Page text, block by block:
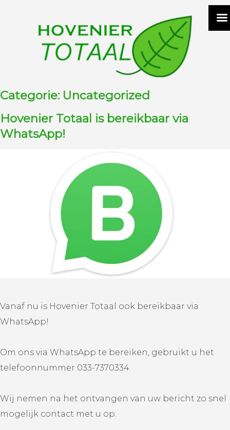
Categorie: Uncategorized
Hovenier Totaal is bereikbaar via
WhatsApp!
Vanaf nu is Hovenier Totaal ook bereikbaar via
WhatsApp!
Om ons via WhatsApp te bereiken, gebruikt u het
telefoonnummer 033-7370334.
Wij nemen na het ontvangen van uw bericht zo snel
mogelijk contact met u op.